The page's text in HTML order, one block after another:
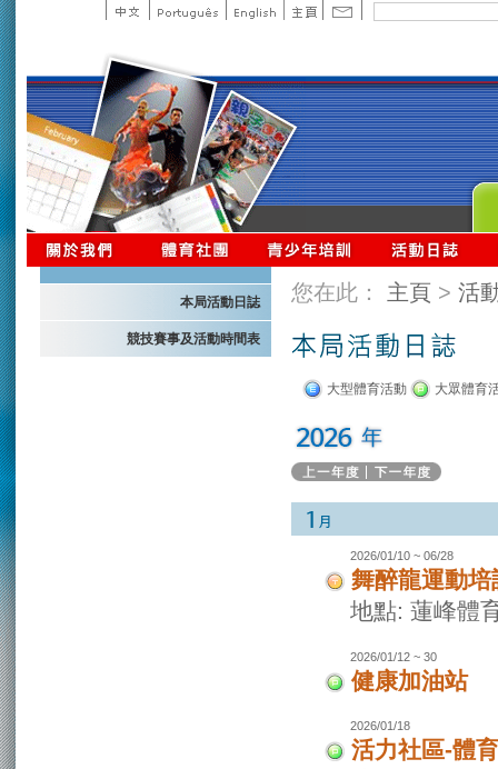
本局活動日誌
競技賽事及活動時間表
您在此： 主頁 > 活
大型體育活動 大眾體育
2026/01/10 ~ 06/28
舞醉龍運動培
地點: 蓮峰體
2026/01/12 ~ 30
健康加油站
2026/01/18
活力社區-體